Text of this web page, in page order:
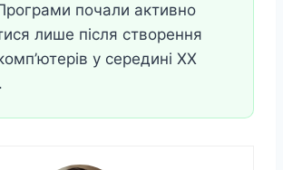
почали активно
лише після створення
у середині XX